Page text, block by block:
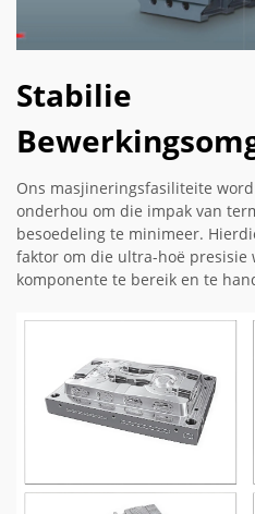
Stabilie
Ons masjineringsfasiliteite
onderhou om die impak van
besoedeling te minimeer.
faktor om die ultra-hoë presisie
komponente te bereik en te